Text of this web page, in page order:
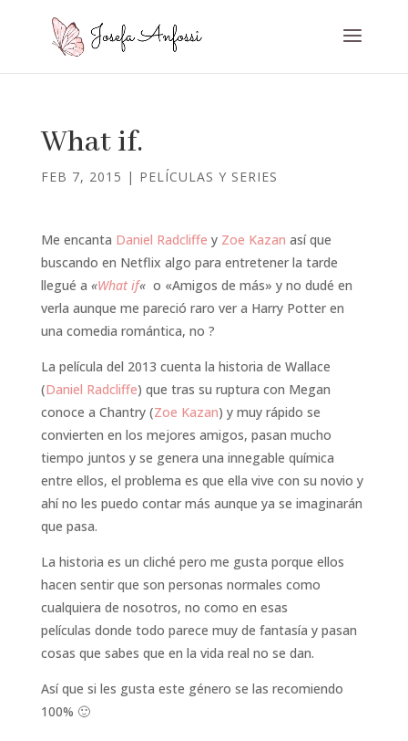
What if.
FEB 7, 2015 | PELÍCULAS Y SERIES
Me encanta Daniel Radcliffe y Zoe Kazan así que
buscando en Netflix algo para entretener la tarde
llegué a «What if«o «Amigos de más» y no dudé en
verla aunque me pareció raro ver a Harry Potter en
una comedia romántica, no ?
La película del 2013 cuenta la historia de Wallace
(Daniel Radcliffe) que tras su ruptura con Megan
conoce a Chantry (Zoe Kazan) y muy rápido se
convierten en los mejores amigos, pasan mucho
tiempo juntos y se genera una innegable química
entre ellos, el problema es que ella vive con su novio y
ahí no les puedo contar más aunque ya se imaginarán
que pasa.
La historia es un cliché pero me gusta porque ellos
hacen sentir que son personas normales como
cualquiera de nosotros, no como en esas
películas donde todo parece muy de fantasía y pasan
cosas que sabes que en la vida real no se dan.
Así que si les gusta este género se las recomiendo
100% 🙂